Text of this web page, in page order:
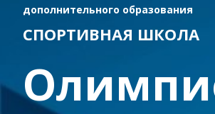
дополнительного образования
СПОРТИВНАЯ ШКОЛА